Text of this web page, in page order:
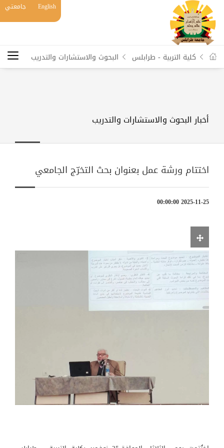
English جامعتي
كلية التربية - طرابلس البحوث والاستشارات والتدريب
أخبار البحوث والاستشارات والتدريب
اختتام ورشة عمل بعنوان بحث التخرّج الجامعي
2025-11-25 00:00:00